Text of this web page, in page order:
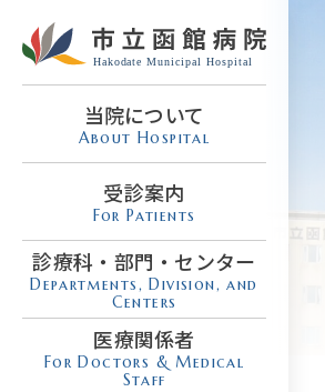
当院について
About Hospital
受診案内
For Patients
診療科・部門・センター
Departments, Division, and
Centers
医療関係者
For Doctors & Medical
Staff